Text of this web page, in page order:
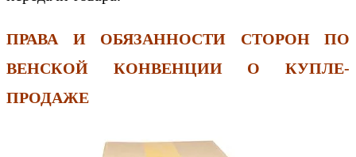
ПРАВА И ОБЯЗАННОСТИ СТОРОН ПО
ВЕНСКОЙ КОНВЕНЦИИ О КУПЛЕ-
ПРОДАЖЕ